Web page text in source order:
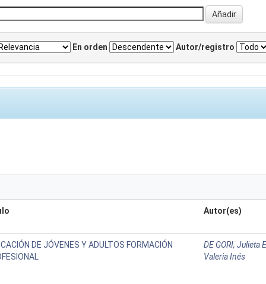
En orden Autor/registro
Autor(es)
DE JÓVENES Y ADULTOS FORMACIÓN
DE GORI, Julieta
Valeria Inés